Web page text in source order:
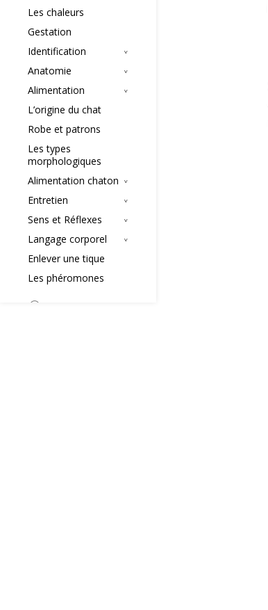
Les chaleurs
Gestation
Identification
Anatomie
Alimentation
L’origine du chat
Robe et patrons
Les types
morphologiques
Alimentation chaton
Entretien
Sens et Réflexes
Langage corporel
Enlever une tique
Les phéromones